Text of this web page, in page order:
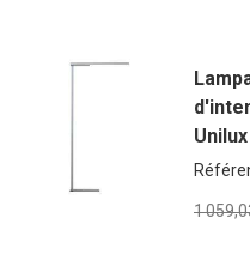
1